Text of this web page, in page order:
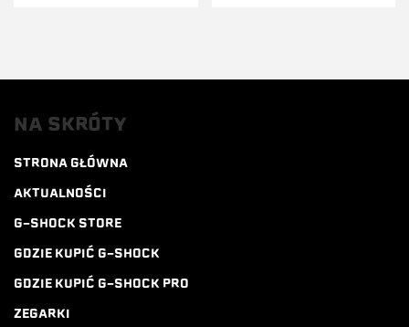
NA SKRÓTY
STRONA GŁÓWNA
AKTUALNOŚCI
G-SHOCK STORE
GDZIE KUPIĆ G-SHOCK
GDZIE KUPIĆ G-SHOCK PRO
ZEGARKI